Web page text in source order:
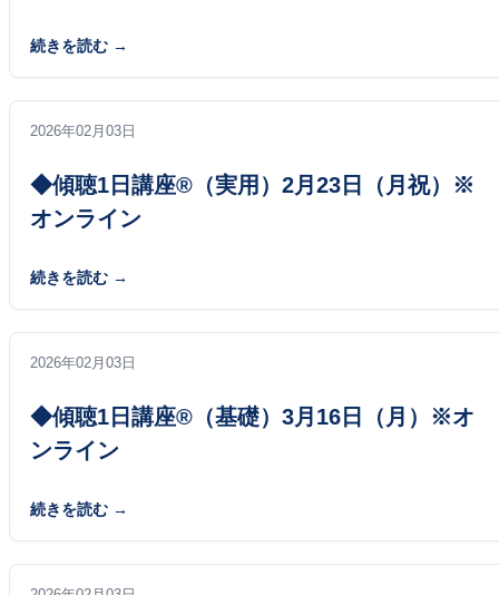
続きを読む
2026年02月03日
◆傾聴1日講座®（実用）2月23日（月祝）※
オンライン
続きを読む
2026年02月03日
◆傾聴1日講座®（基礎）3月16日（月）※オ
ンライン
続きを読む